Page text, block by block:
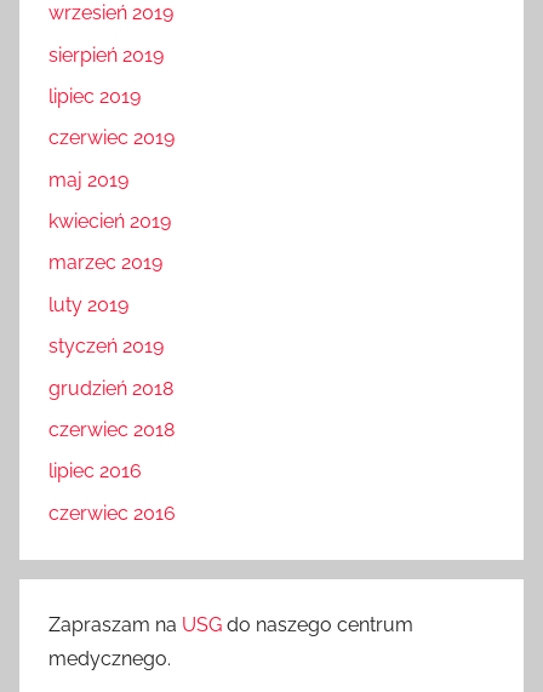
wrzesień 2019
sierpień 2019
lipiec 2019
czerwiec 2019
maj 2019
kwiecień 2019
marzec 2019
luty 2019
styczeń 2019
grudzień 2018
czerwiec 2018
lipiec 2016
czerwiec 2016
Zapraszam na USG do naszego centrum
medycznego.